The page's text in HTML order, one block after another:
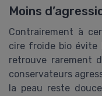
Moins
Contrairement à
cire froide bio évite
retrouve rarement
conservateurs
la peau reste